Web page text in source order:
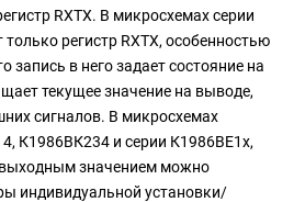
RXTX. В микросхемах серии
регистр RXTX, особенностью
запись в него задает состояние на
текущее значение на выводе,
сигналов. В микросхемах
К1986ВК234 и серии К1986ВЕ1x,
выходным значением можно
индивидуальной установки/